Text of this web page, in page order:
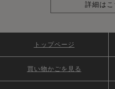
詳細はこ
トップページ
買い物かごを見る